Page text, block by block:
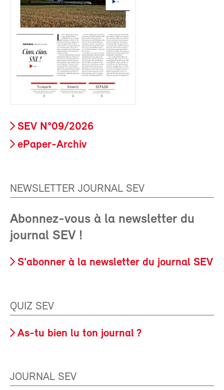
SEV N°09/2026
ePaper-Archiv
NEWSLETTER JOURNAL SEV
Abonnez-vous à la newsletter du
journal SEV !
S'abonner à la newsletter du journal SEV
QUIZ SEV
As-tu bien lu ton journal ?
JOURNAL SEV